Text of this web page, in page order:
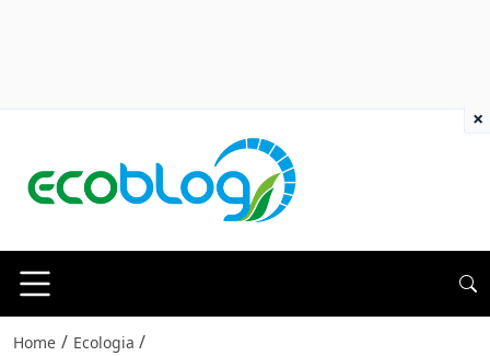
Home / Ecologia /
×